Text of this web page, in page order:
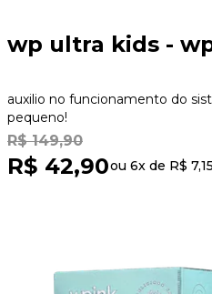
wp ultra kids -
auxilio no funcionamento do
pequeno!
R$ 149,90
R$ 42,90ou 6x de R$ 7,15